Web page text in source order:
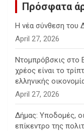
Πρόσφατα
Η νέα σύνθεση του
April 27, 2026
Ντομπρόβσκις στο
χρέος είναι το
ελληνικής
April 27, 2026
Δήμας: Υποδομές,
επίκεντρο της